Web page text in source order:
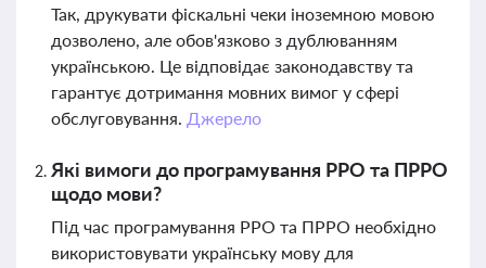
Так, друкувати фіскальні чеки іноземною мовою
дозволено, але обов'язково з дублюванням
українською. Це відповідає законодавству та
гарантує дотримання мовних вимог у сфері
обслуговування. Джерело
Які вимоги до програмування РРО та ПРРО
щодо мови?
Під час програмування РРО та ПРРО необхідно
використовувати українську мову для